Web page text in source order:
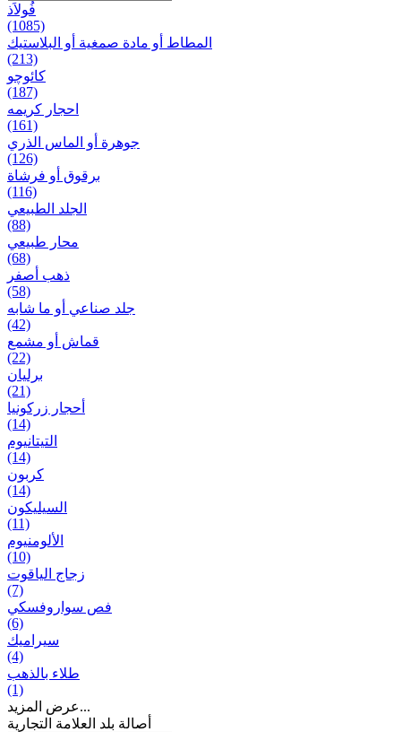
فُولاَذ
(1085)
المطاط أو مادة صمغية أو البلاستيك
(213)
کائوچو
(187)
احجار کریمه
(161)
جوهرة أو الماس الذري
(126)
برقوق أو فرشاة
(116)
الجلد الطبيعي
(88)
محار طبيعي
(68)
ذهب أصفر
(58)
جلد صناعي أو ما شابه
(42)
قماش أو مشمع
(22)
برلیان
(21)
أحجار زركونيا
(14)
التيتانيوم
(14)
كربون
(14)
السيليكون
(11)
الألومنيوم
(10)
زجاج الياقوت
(7)
فص سواروفسكي
(6)
سيراميك
(4)
طلاء بالذهب
(1)
عرض المزيد...
أصالة بلد العلامة التجارية